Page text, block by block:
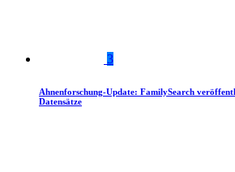
3
Ahnenforschung-Update: FamilySearch
Datensätze